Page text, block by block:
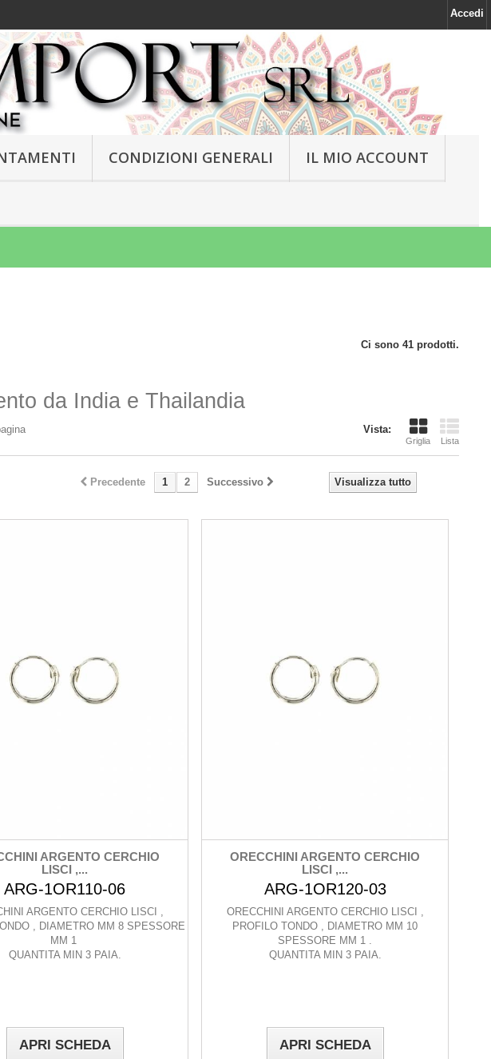
Accedi
CONDIZIONI GENERALI IL MIO ACCOUNT
Ci sono 41 prodotti.
da India e Thailandia
Vista:
Griglia Lista
Visualizza tutto
Precedente 1 2 Successivo
ARGENTO CERCHIO
LISCI ,...
ARG-1OR110-06
ARGENTO CERCHIO LISCI ,
, DIAMETRO MM 8 SPESSORE
MM 1
QUANTITA MIN 3 PAIA.
APRI SCHEDA
ORECCHINI ARGENTO CERCHIO
LISCI ,...
ARG-1OR120-03
ORECCHINI ARGENTO CERCHIO LISCI ,
PROFILO TONDO , DIAMETRO MM 10
SPESSORE MM 1 .
QUANTITA MIN 3 PAIA.
APRI SCHEDA